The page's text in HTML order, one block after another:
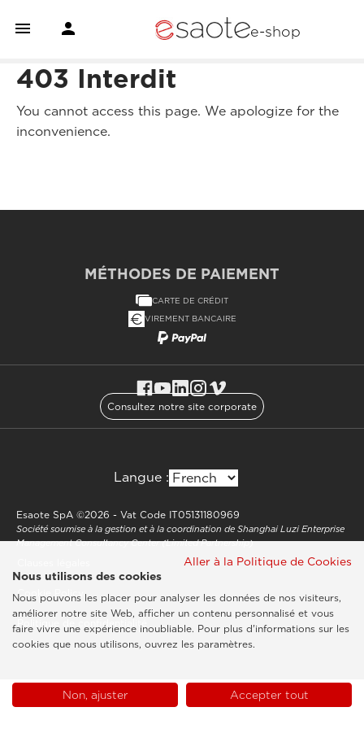
  e-shop
403 Interdit
You cannot access this page. We apologize for the
inconvenience.
MÉTHODES DE PAIEMENT
CARTE DE CRÉDIT
VIREMENT BANCAIRE
Consultez notre site corporate
Langue :
Esaote SpA ©2026 - Vat Code IT05131180969
Société soumise à la gestion et à la coordination de Shanghai Luzi Enterprise
Management Consultancy Center (Limited Partnership)
Cookie Policy
Politique de confidentialité
Aller à la Politique de Cookies
Nous utilisons des cookies
Nous pouvons les placer pour analyser les données de nos visiteurs,
améliorer notre site Web, afficher un contenu personnalisé et vous
faire vivre une expérience inoubliable. Pour plus d'informations sur les
cookies que nous utilisons, ouvrez les paramètres.
Non, ajuster Accepter tout